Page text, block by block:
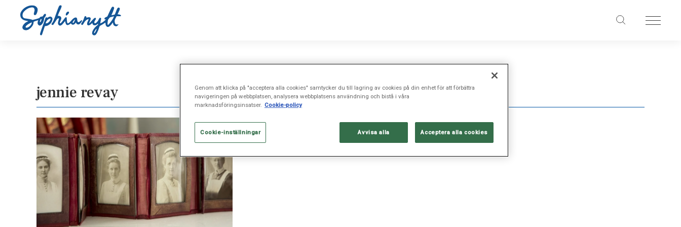
jennie revay
Genom att klicka på "acceptera alla cookies" samtycker du till lagring av cookies på din enhet för att förbättra
navigeringen på webbplatsen, analysera webbplatsens användning och bistå i våra
marknadsföringsinsatser. Cookie-policy
Cookie-inställningar Avvisa alla Acceptera alla cookies